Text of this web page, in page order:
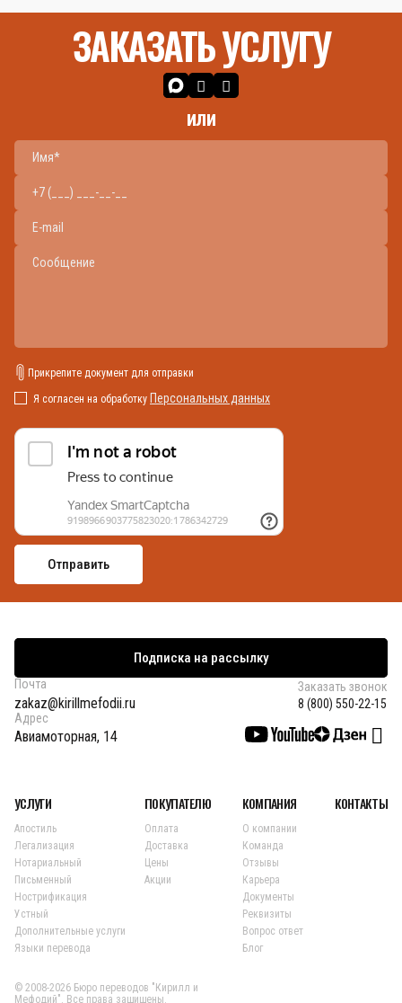
ЗАКАЗАТЬ УСЛУГУ
или
Прикрепите документ для отправки
Я согласен на обработку Персональных данных
Подписка на рассылку
Почта
zakaz@kirillmefodii.ru
Заказать звонок
8 (800) 550-22-15
Адрес
Авиамоторная, 14
УСЛУГИ
Апостиль
Легализация
Нотариальный
Письменный
Нострификация
Устный
Дополнительные услуги
Языки перевода
ПОКУПАТЕЛЮ
Оплата
Доставка
Цены
Акции
КОМПАНИЯ
О компании
Команда
Отзывы
Карьера
Документы
Реквизиты
Вопрос ответ
Блог
КОНТАКТЫ
© 2008-2026 Бюро переводов "Кирилл и
Мефодий". Все права защищены.